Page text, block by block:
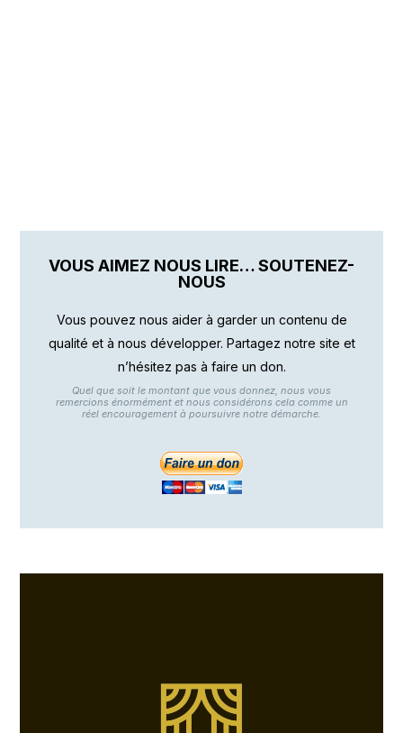
VOUS AIMEZ NOUS LIRE… SOUTENEZ-
NOUS
Vous pouvez nous aider à garder un contenu de
qualité et à nous développer. Partagez notre site et
n’hésitez pas à faire un don.
Quel que soit le montant que vous donnez, nous vous
remercions énormément et nous considérons cela comme un
réel encouragement à poursuivre notre démarche.